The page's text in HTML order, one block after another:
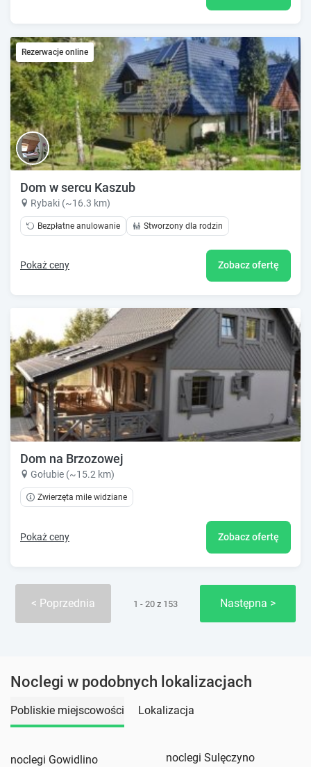
Rezerwacje online
Dom w sercu Kaszub
Rybaki (~16.3 km)
Bezpłatne anulowanie Stworzony dla rodzin
Pokaż ceny Zobacz ofertę
Dom na Brzozowej
Gołubie (~15.2 km)
Zwierzęta mile widziane
Pokaż ceny Zobacz ofertę
Poprzednia 1 - 20 z 153 Następna
Noclegi w podobnych lokalizacjach
Pobliskie miejscowości Lokalizacja
noclegi Gowidlino
noclegi Sulęczyno